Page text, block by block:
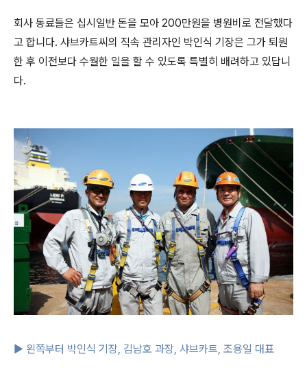
회사 동료들은 십시일반 돈을 모아 200만원을 병원비로 전달했다
고 합니다. 샤브카트씨의 직속 관리자인 박인식 기장은 그가 퇴원
한 후 이전보다 수월한 일을 할 수 있도록 특별히 배려하고 있답니
다.
▶ 왼쪽부터 박인식 기장, 김남호 과장, 샤브카트, 조용일 대표